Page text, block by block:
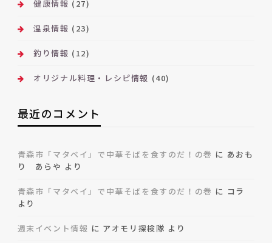
健康情報 (27)
温泉情報 (23)
釣り情報 (12)
オリジナル料理・レシピ情報 (40)
最近のコメント
青森市「マタベイ」で中華そばを食すのだ！の巻 に あおも
り あらや より
青森市「マタベイ」で中華そばを食すのだ！の巻 に コラ
より
週末イベント情報 に アオモリ探検隊 より